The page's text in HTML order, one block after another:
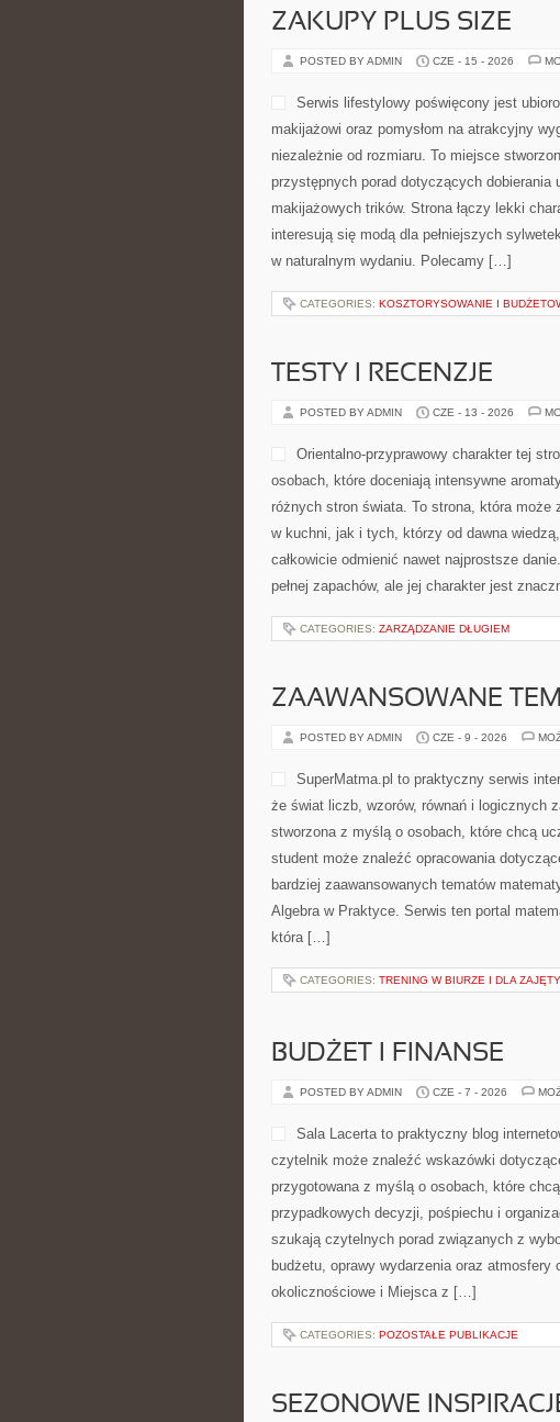
ZAKUPY PLUS SIZE
POSTED BY ADMIN CZE - 15 - 2026
Serwis lifestylowy poświęcony jest
makijażowi oraz pomysłom na atrakcyjny
niezależnie od rozmiaru. To miejsce
przystępnych porad dotyczących dobierania
makijażowych trików. Strona łączy lekki
interesują się modą dla pełniejszych
w naturalnym wydaniu. Polecamy […]
CATEGORIES: KOSZTORYSOWANIE I
TESTY I RECENZJE
POSTED BY ADMIN CZE - 13 - 2026
Orientalno-przyprawowy charakter tej
osobach, które doceniają intensywne
różnych stron świata. To strona, która może
w kuchni, jak i tych, którzy od dawna
całkowicie odmienić nawet najprostsze
pełnej zapachów, ale jej charakter jest
CATEGORIES: ZARZĄDZANIE DŁUGIEM
ZAAWANSOWANE
POSTED BY ADMIN CZE - 9 - 2026
SuperMatma.pl to praktyczny serwis
że świat liczb, wzorów, równań i logicznych
stworzona z myślą o osobach, które chcą
student może znaleźć opracowania
bardziej zaawansowanych tematów
Algebra w Praktyce. Serwis ten portal
która […]
CATEGORIES: TRENING W BIURZE I DLA
BUDŻET I FINANSE
POSTED BY ADMIN CZE - 7 - 2026
Sala Lacerta to praktyczny blog
czytelnik może znaleźć wskazówki
przygotowana z myślą o osobach, które
przypadkowych decyzji, pośpiechu i
szukają czytelnych porad związanych z
budżetu, oprawy wydarzenia oraz atmosfery
okolicznościowe i Miejsca z […]
CATEGORIES: POZOSTAŁE PUBLIKACJE
SEZONOWE